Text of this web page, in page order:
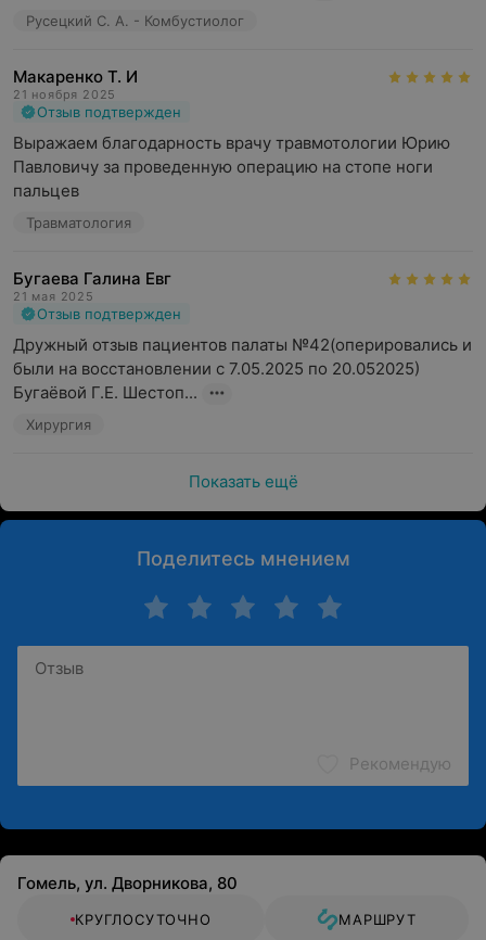
Русецкий С. А. - Комбустиолог
Макаренко Т. И
21 ноября 2025
Отзыв подтвержден
Выражаем благодарность врачу травмотологии Юрию
Павловичу за проведенную операцию на стопе ноги
пальцев
Травматология
Бугаева Галина Евг
21 мая 2025
Отзыв подтвержден
Дружный отзыв пациентов палаты №42(оперировались и
были на восстановлении с 7.05.2025 по 20.052025)
Бугаёвой Г.Е. Шестоп...
Хирургия
Показать ещё
Поделитесь мнением
Рекомендую
Гомель, ул. Дворникова, 80
КРУГЛОСУТОЧНО МАРШРУТ